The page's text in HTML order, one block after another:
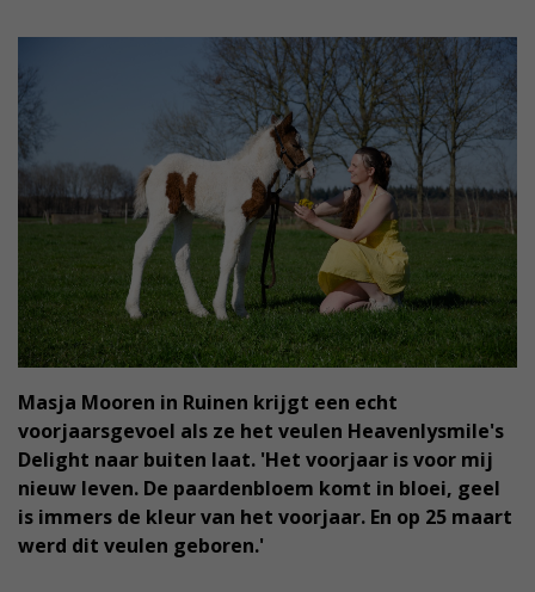
Masja Mooren in Ruinen krijgt een echt
voorjaarsgevoel als ze het veulen Heavenlysmile's
Delight naar buiten laat. 'Het voorjaar is voor mij
nieuw leven. De paardenbloem komt in bloei, geel
is immers de kleur van het voorjaar. En op 25 maart
werd dit veulen geboren.'